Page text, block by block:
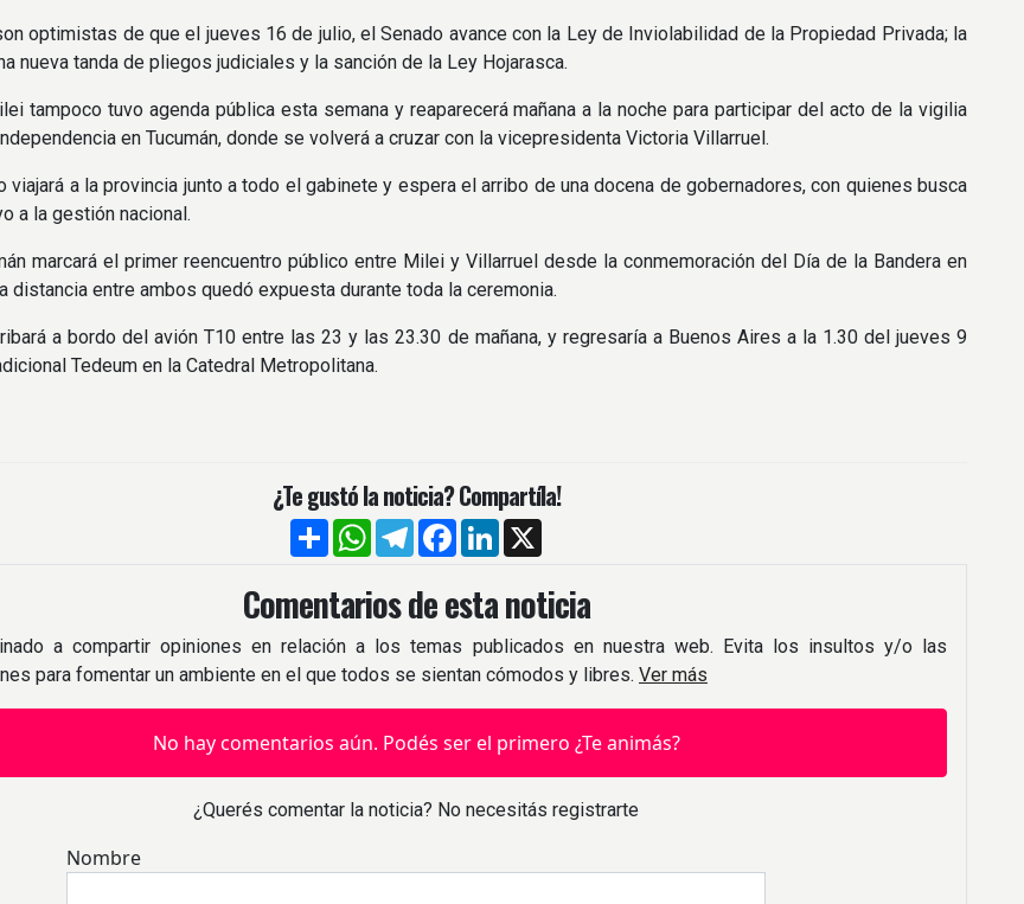
optimistas de que el jueves 16 de julio, el Senado avance con la Ley de Inviolabilidad de la Propiedad Privada; la
nueva tanda de pliegos judiciales y la sanción de la Ley Hojarasca.
tampoco tuvo agenda pública esta semana y reaparecerá mañana a la noche para participar del acto de la vigilia
en Tucumán, donde se volverá a cruzar con la vicepresidenta Victoria Villarruel.
viajará a la provincia junto a todo el gabinete y espera el arribo de una docena de gobernadores, con quienes busca
a la gestión nacional.
marcará el primer reencuentro público entre Milei y Villarruel desde la conmemoración del Día de la Bandera en
distancia entre ambos quedó expuesta durante toda la ceremonia.
a bordo del avión T10 entre las 23 y las 23.30 de mañana, y regresaría a Buenos Aires a la 1.30 del jueves 9
Tedeum en la Catedral Metropolitana.
¿Te gustó la noticia? Compartíla!
CompartirWhatsApp
TelegramFacebook
LinkedIn
Comentarios de esta noticia
a compartir opiniones en relación a los temas publicados en nuestra web. Evita los insultos y/o las
para fomentar un ambiente en el que todos se sientan cómodos y libres. Ver más
No hay comentarios aún. Podés ser el primero ¿Te animás?
¿Querés comentar la noticia? No necesitás registrarte
Nombre